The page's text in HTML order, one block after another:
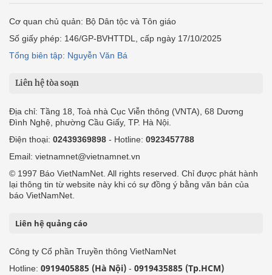
Cơ quan chủ quản: Bộ Dân tộc và Tôn giáo
Số giấy phép: 146/GP-BVHTTDL, cấp ngày 17/10/2025
Tổng biên tập: Nguyễn Văn Bá
Liên hệ tòa soạn
Địa chỉ: Tầng 18, Toà nhà Cục Viễn thông (VNTA), 68 Dương
Đình Nghệ, phường Cầu Giấy, TP. Hà Nội.
Điện thoại: 02439369898 - Hotline: 0923457788
Email: vietnamnet@vietnamnet.vn
© 1997 Báo VietNamNet. All rights reserved. Chỉ được phát hành
lại thông tin từ website này khi có sự đồng ý bằng văn bản của
báo VietNamNet.
Liên hệ quảng cáo
Công ty Cổ phần Truyền thông VietNamNet
Hotline: 0919405885 (Hà Nội) - 0919435885 (Tp.HCM)